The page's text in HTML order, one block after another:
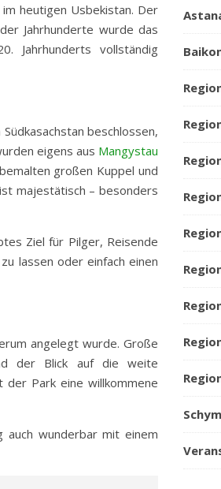
heutigen Usbekistan. Der
Jahrhunderte wurde das
Jahrhunderts vollständig
beschlossen,
eigens aus Mangystau
großen Kuppel und
majestätisch – besonders
Ziel für Pilger, Reisende
lassen oder einfach einen
angelegt wurde. Große
der Blick auf die weite
der Park eine willkommene
auch wunderbar mit einem